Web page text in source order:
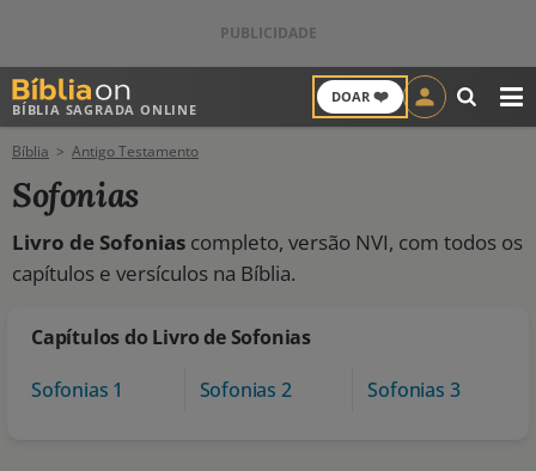
BÍBLIA SAGRADA ONLINE
DOAR ❤️
ANTIGO TESTAMENTO
NOVO TESTAMENTO
VERSÍCULOS
VERSÍCULO DO DIA
PALAVRA DO DIA
Bíblia Antigo Testamento
Sofonias
Livro de Sofonias completo, versão NVI, com todos os
capítulos e versículos na Bíblia.
Capítulos do Livro de Sofonias
Sofonias 1
Sofonias 2 Sofonias 3